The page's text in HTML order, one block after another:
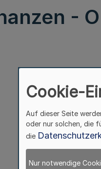
-
Cookie-
Auf dieser Seite
oder nur solchen, die
die
Nur notwendige